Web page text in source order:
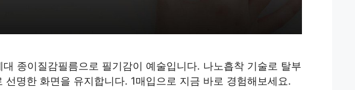
종이질감필름으로 필기감이 예술입니다. 나노흡착 기술로 탈부
선명한 화면을 유지합니다. 1매입으로 지금 바로 경험해보세요.